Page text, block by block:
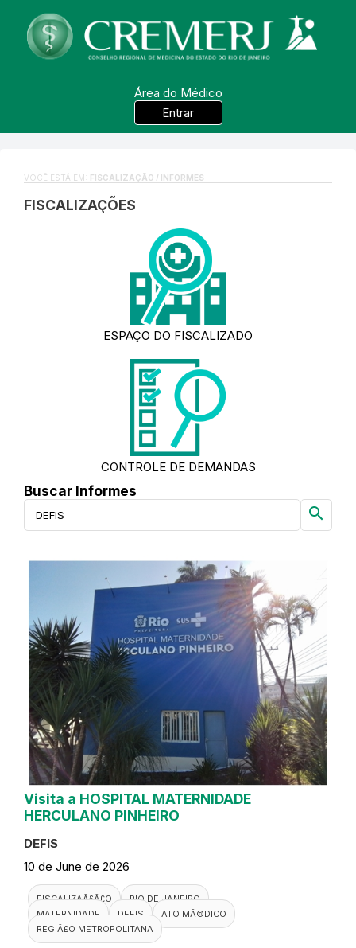
Área do Médico
Entrar
VOCÊ ESTÁ EM: FISCALIZAÇÃO / INFORMES
FISCALIZAÇÕES
ESPAÇO DO FISCALIZADO
CONTROLE DE DEMANDAS
Buscar Informes
search
Visita a HOSPITAL MATERNIDADE
HERCULANO PINHEIRO
DEFIS
10 de June de 2026
FISCALIZAÃ§Ã£O
RIO DE JANEIRO
MATERNIDADE
DEFIS
ATO MÃ©DICO
REGIÃ£O METROPOLITANA